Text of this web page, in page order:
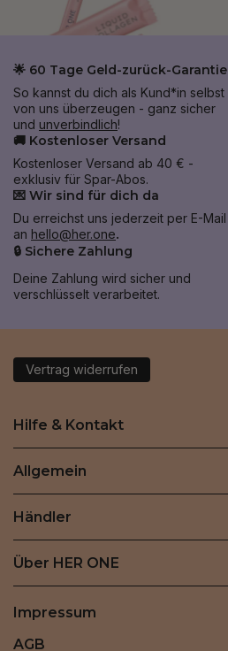
🌟 60 Tage Geld-zurück-Garantie
So kannst du dich als Kund*in selbst
von uns überzeugen - ganz sicher
und unverbindlich!
🚚 Kostenloser Versand
Kostenloser Versand ab 40 € -
exklusiv für Spar-Abos.
💌 Wir sind für dich da
Du erreichst uns jederzeit per E-Mail
an hello@her.one.
🔒 Sichere Zahlung
Deine Zahlung wird sicher und
verschlüsselt verarbeitet.
Vertrag widerrufen
Hilfe & Kontakt
Allgemein
Händler
Über HER ONE
Impressum
AGB